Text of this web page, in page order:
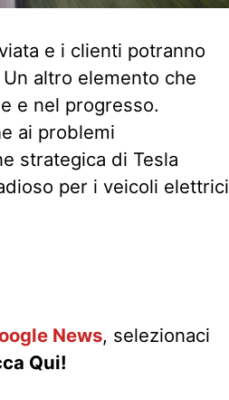
e i clienti potranno
altro elemento che
e nel progresso.
ai problemi
strategica di Tesla
per i veicoli elettrici
News, selezionaci
Qui!